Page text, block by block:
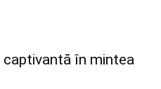
în mintea